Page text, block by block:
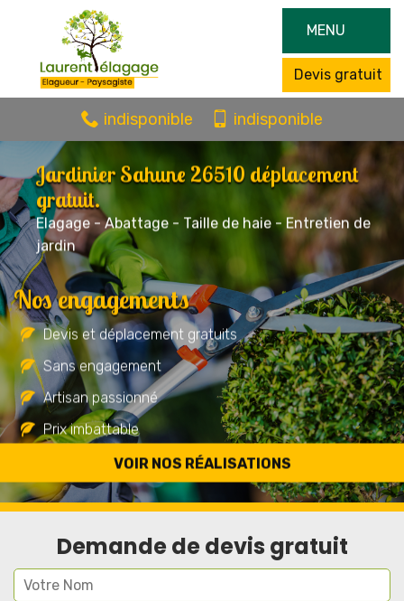
MENU
Devis gratuit
indisponible indisponible
Jardinier Sahune 26510 déplacement
gratuit.
Elagage - Abattage - Taille de haie - Entretien de
jardin
VOIR NOS RÉALISATIONS
Nos engagements
Devis et déplacement gratuits
Sans engagement
Artisan passionné
Prix imbattable
Travail de qualité
Demande de devis gratuit